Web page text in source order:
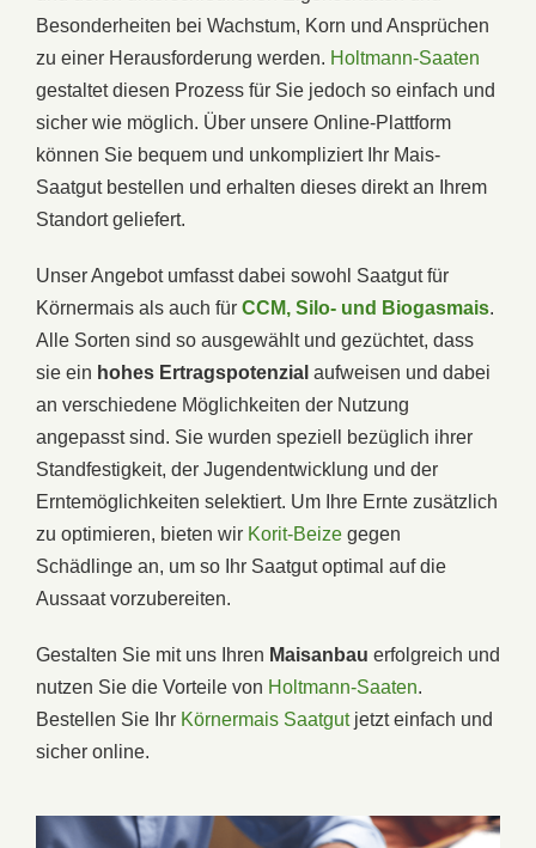
Besonderheiten bei Wachstum, Korn und Ansprüchen
zu einer Herausforderung werden. Holtmann-Saaten
gestaltet diesen Prozess für Sie jedoch so einfach und
sicher wie möglich. Über unsere Online-Plattform
können Sie bequem und unkompliziert Ihr Mais-
Saatgut bestellen und erhalten dieses direkt an Ihrem
Standort geliefert.
Unser Angebot umfasst dabei sowohl Saatgut für
Körnermais als auch für CCM, Silo- und Biogasmais.
Alle Sorten sind so ausgewählt und gezüchtet, dass
sie ein hohes Ertragspotenzial aufweisen und dabei
an verschiedene Möglichkeiten der Nutzung
angepasst sind. Sie wurden speziell bezüglich ihrer
Standfestigkeit, der Jugendentwicklung und der
Erntemöglichkeiten selektiert. Um Ihre Ernte zusätzlich
zu optimieren, bieten wir Korit-Beize gegen
Schädlinge an, um so Ihr Saatgut optimal auf die
Aussaat vorzubereiten.
Gestalten Sie mit uns Ihren Maisanbau erfolgreich und
nutzen Sie die Vorteile von Holtmann-Saaten.
Bestellen Sie Ihr Körnermais Saatgutjetzt einfach und
sicher online.